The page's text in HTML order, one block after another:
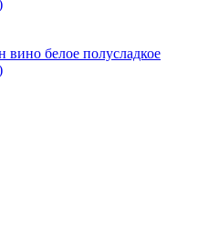
белое полусладкое